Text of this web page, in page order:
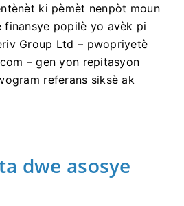
ki pèmèt nenpòt moun
finansye popilè yo avèk pi
Group Ltd – pwopriyetè
– gen yon repitasyon
referans siksè ak
dwe asosye